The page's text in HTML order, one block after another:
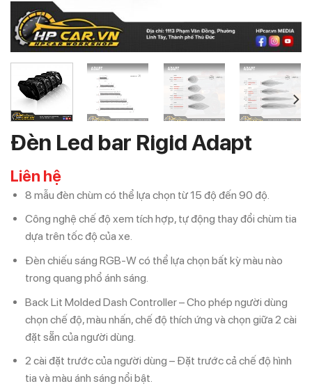
Đèn Led bar Rigid Adapt
Liên hệ
8 mẫu đèn chùm có thể lựa chọn từ 15 độ đến 90 độ.
Công nghệ chế độ xem tích hợp, tự động thay đổi chùm tia
dựa trên tốc độ của xe.
Đèn chiếu sáng RGB-W có thể lựa chọn bất kỳ màu nào
trong quang phổ ánh sáng.
Back Lit Molded Dash Controller – Cho phép người dùng
chọn chế độ, màu nhấn, chế độ thích ứng và chọn giữa 2 cài
đặt sẵn của người dùng.
2 cài đặt trước của người dùng – Đặt trước cả chế độ hình
tia và màu ánh sáng nổi bật.